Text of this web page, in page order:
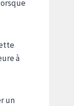
à
un